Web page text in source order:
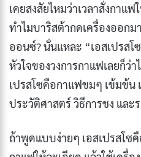
เคยสงสัยไหมว่าเวลาสั่งกาแฟ
ทำไมบาริสต้ากดเครื่องออกม
ออนซ์? นั่นแหละ “เอสเปรสโ
หัวใจของวงการกาแฟเลยก็ว่
เปรสโซคือกาแฟขมๆ เข้มข้น
ประวัติศาสตร์ วิธีการชง แล
ถ้าพูดแบบง่ายๆ เอสเปรสโซ